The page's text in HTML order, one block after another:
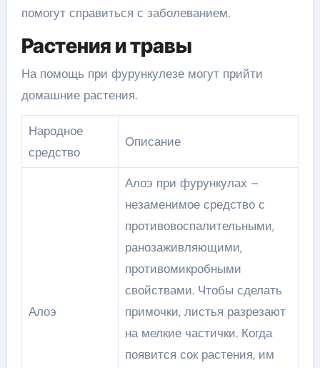
помогут справиться с заболеванием.
Растения и травы
На помощь при фурункулезе могут прийти
домашние растения.
Народное
средство
Описание
Алоэ
Алоэ при фурункулах –
незаменимое средство с
противовоспалительными,
ранозаживляющими,
противомикробными
свойствами. Чтобы сделать
примочки, листья разрезают
на мелкие частички. Когда
появится сок растения, им